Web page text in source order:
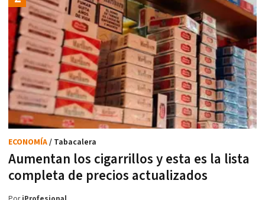
Aumentan los cigarrillos y esta es la lista
completa de precios actualizados
ECONOMÍA/ Tabacalera